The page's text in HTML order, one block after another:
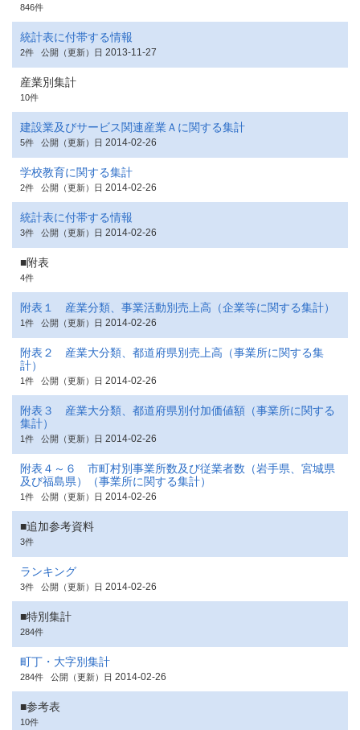
846件
統計表に付帯する情報
2件 公開（更新）日 2013-11-27
産業別集計
10件
建設業及びサービス関連産業Ａに関する集計
5件 公開（更新）日 2014-02-26
学校教育に関する集計
2件 公開（更新）日 2014-02-26
統計表に付帯する情報
3件 公開（更新）日 2014-02-26
■附表
4件
附表１ 産業分類、事業活動別売上高（企業等に関する集計）
1件 公開（更新）日 2014-02-26
附表２ 産業大分類、都道府県別売上高（事業所に関する集
計）
1件 公開（更新）日 2014-02-26
附表３ 産業大分類、都道府県別付加価値額（事業所に関する
集計）
1件 公開（更新）日 2014-02-26
附表４～６ 市町村別事業所数及び従業者数（岩手県、宮城県
及び福島県）（事業所に関する集計）
1件 公開（更新）日 2014-02-26
■追加参考資料
3件
ランキング
3件 公開（更新）日 2014-02-26
■特別集計
284件
町丁・大字別集計
284件 公開（更新）日 2014-02-26
■参考表
10件